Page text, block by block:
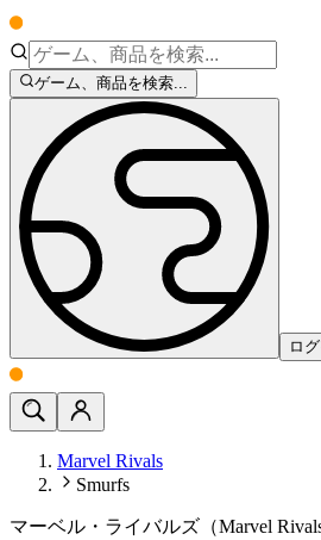
ゲーム、商品を検索...
ロ
Marvel Rivals
Smurfs
マーベル・ライバルズ（Marvel